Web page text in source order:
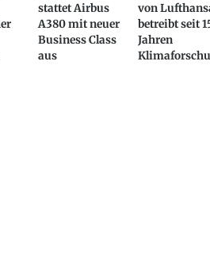
stattet Airbus
A380 mit neuer
Business Class
aus
von
betreibt seit
Jahren